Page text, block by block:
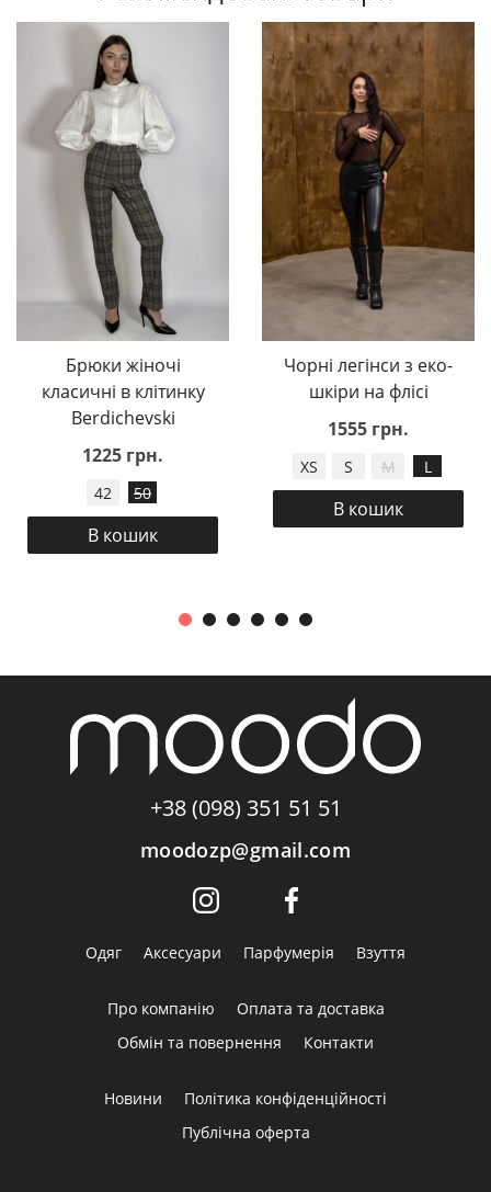
Брюки жіночі
класичні в клітинку
Berdichevski
1225 грн.
42 50
В кошик
Чорні легінси з еко-
шкіри на флісі
1555 грн.
XS S M L
В кошик
+38 (098) 351 51 51
moodozp@gmail.com
Одяг Аксесуари Парфумерія Взуття
Про компанію
Оплата та доставка
Обмін та повернення
Контакти
Новини
Політика конфіденційності
Публічна оферта